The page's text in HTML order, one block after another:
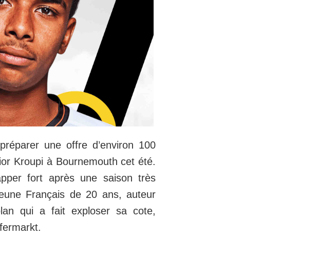
une offre d’environ 100
Kroupi à Bournemouth cet été.
fort après une saison très
Français de 20 ans, auteur
qui a fait exploser sa cote,